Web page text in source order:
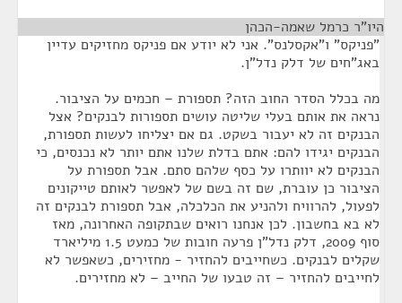
היו"ר כרמל שאמה-הכהן
"פניקס" ו"אקסלנס". אני לא יודע אם פניקס מחזיקים עדיין
באג"חים של דלק נדל"ן.
מה בכלל הסדר החוב הזה? תספורת – חכמים על הציבור.
נראה את אותם בעלי שליטה עושים תספורות לבנקים? אצל
הבנקים זה לא יעבור בשקט. גם אם יצליחו לעשות תספורת,
הבנקים יגידו להם: אתם בדלת שלנו אתם יותר לא נכנסים, כי
הבנקים לא יוותרו על כסף שלהם סתם. אבל תספורת על
הציבור כן עוברת, שם זה בשם של לאפשר לאותם טייקונים
לפעול, להרוויח ולהניע את הכלכלה, אבל תספורת לבנקים זה
לא בא בחשבון. לכן אנחנו רואים שבתקופה האחרונה, מאז
סוף 2009, דלק נדל"ן פרעה חובות של כמעט 1.5 מיליארד
שקלים לבנקים. כשחייבים להחזיר - מחזירים, כשאפשר לא
לחייבים להחזיר – זה טבעו של החייב – לא מחזירים.